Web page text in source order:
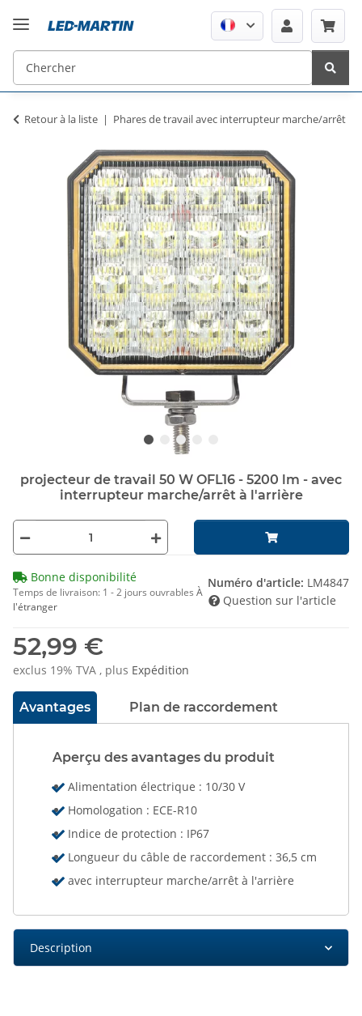
Retour à la liste Phares de travail avec interrupteur marche/arrêt
projecteur de travail 50 W OFL16 - 5200 lm - avec
interrupteur marche/arrêt à l'arrière
52,99 €
exclus 19% TVA , plus Expédition
Avantages Plan de raccordement
Aperçu des avantages du produit
Alimentation électrique : 10/30 V
Homologation : ECE-R10
Indice de protection : IP67
Longueur du câble de raccordement : 36,5 cm
avec interrupteur marche/arrêt à l'arrière
Bonne disponibilité
Temps de livraison: 1 - 2 jours ouvrables À
l'étranger
Numéro d'article: LM4847
Question sur l'article
Description